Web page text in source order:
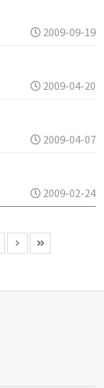
2009-09-19
2009-04-20
2009-04-07
2009-02-24